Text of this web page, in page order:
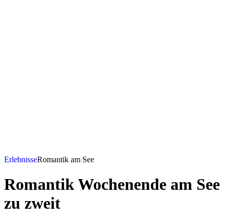
ErlebnisseRomantik am See
Romantik Wochenende am See
zu zweit